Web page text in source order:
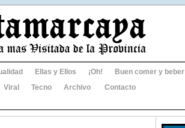
Ellas y Ellos ¡Oh!
Buen comer y beber
Viral Tecno Archivo
Contacto